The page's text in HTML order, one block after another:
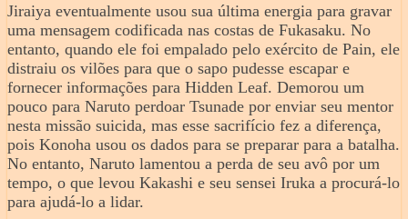
Jiraiya eventualmente usou sua última energia para gravar
uma mensagem codificada nas costas de Fukasaku. No
entanto, quando ele foi empalado pelo exército de Pain, ele
distraiu os vilões para que o sapo pudesse escapar e
fornecer informações para Hidden Leaf. Demorou um
pouco para Naruto perdoar Tsunade por enviar seu mentor
nesta missão suicida, mas esse sacrifício fez a diferença,
pois Konoha usou os dados para se preparar para a batalha.
No entanto, Naruto lamentou a perda de seu avô por um
tempo, o que levou Kakashi e seu sensei Iruka a procurá-lo
para ajudá-lo a lidar.